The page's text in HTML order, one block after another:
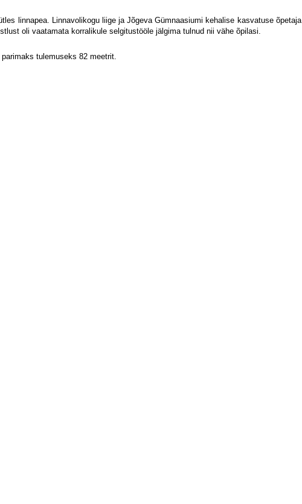
linnapea. Linnavolikogu liige ja Jõgeva Gümnaasiumi kehalise kasvatuse õpetaja
oli vaatamata korralikule selgitustööle jälgima tulnud nii vähe õpilasi.
tulemuseks 82 meetrit.